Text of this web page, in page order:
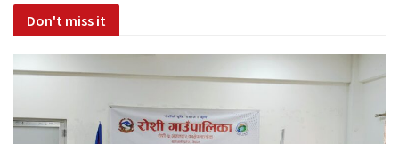
Don't miss it